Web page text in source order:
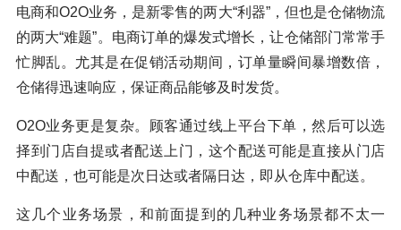
电商和O2O业务，是新零售的两大“利器”，但也是仓储物流
的两大“难题”。电商订单的爆发式增长，让仓储部门常常手
忙脚乱。尤其是在促销活动期间，订单量瞬间暴增数倍，
仓储得迅速响应，保证商品能够及时发货。
O2O业务更是复杂。顾客通过线上平台下单，然后可以选
择到门店自提或者配送上门，这个配送可能是直接从门店
中配送，也可能是次日达或者隔日达，即从仓库中配送。
这几个业务场景，和前面提到的几种业务场景都不太一